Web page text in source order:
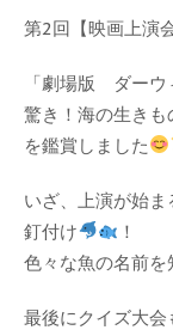
第2回【映画上演会
「劇場版 ダーウ
驚き！海の生きも
を鑑賞しました
いざ、上演が始
釘付け
！
色々な魚の名前を
最後にクイズ大会